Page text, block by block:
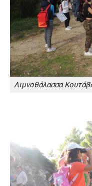
Λιμνοθάλασσα